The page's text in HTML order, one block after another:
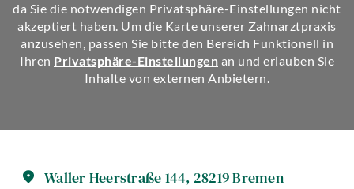
Waller Heerstraße 144, 28219Bremen
da Sie die notwendigen Privatsphäre-Einstellungen nicht
akzeptiert haben. Um die Karte unserer Zahnarztpraxis
anzusehen, passen Sie bitte den Bereich Funktionell in
Ihren Privatsphäre-Einstellungen an und erlauben Sie
Inhalte von externen Anbietern.